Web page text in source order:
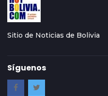
Sitio de Noticias de Bolivia
Síguenos